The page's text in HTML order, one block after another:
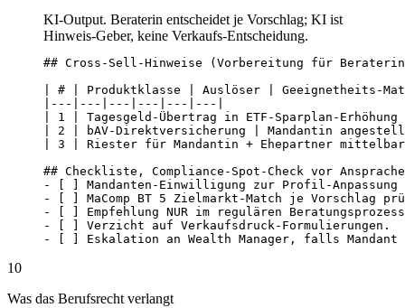
KI-Output. Beraterin entscheidet je Vorschlag; KI ist
Hinweis-Geber, keine Verkaufs-Entscheidung.
## Cross-Sell-Hinweise (Vorbereitung für
| # | Produktklasse | Auslöser | Geeignetheits-
|---|---|---|---|---|---|
| 1 | Tagesgeld-Übertrag in ETF-Sparplan-
| 2 | bAV-Direktversicherung | Mandantin
| 3 | Riester für Mandantin + Ehepartner
## Checkliste, Compliance-Spot-Check vor Ansprache
- [ ] Mandanten-Einwilligung zur Profil-Anpassung
- [ ] MaComp BT 5 Zielmarkt-Match je Vorschlag
- [ ] Empfehlung NUR im regulären
- [ ] Verzicht auf Verkaufsdruck-Formulierungen.
- [ ] Eskalation an Wealth Manager, falls Mandant
10
Was das Berufsrecht verlangt